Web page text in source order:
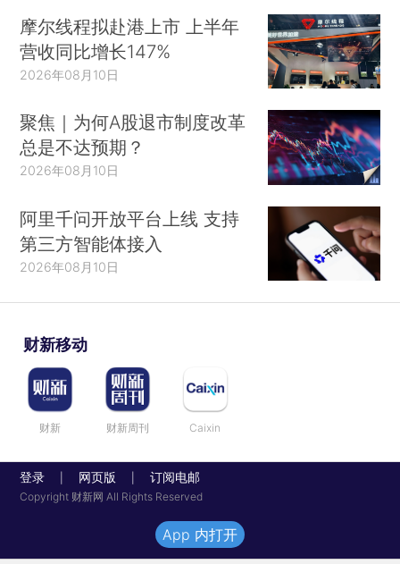
摩尔线程拟赴港上市 上半年
营收同比增长147%
2026年08月10日
聚焦｜为何A股退市制度改革
总是不达预期？
2026年08月10日
阿里千问开放平台上线 支持
第三方智能体接入
2026年08月10日
财新移动
财新 财新周刊 Caixin
登录 网页版 订阅电邮
Copyright 财新网 All Rights Reserved
App 内打开